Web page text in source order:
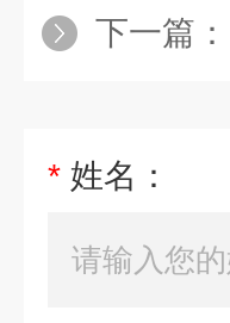
下一篇：
* 姓名：